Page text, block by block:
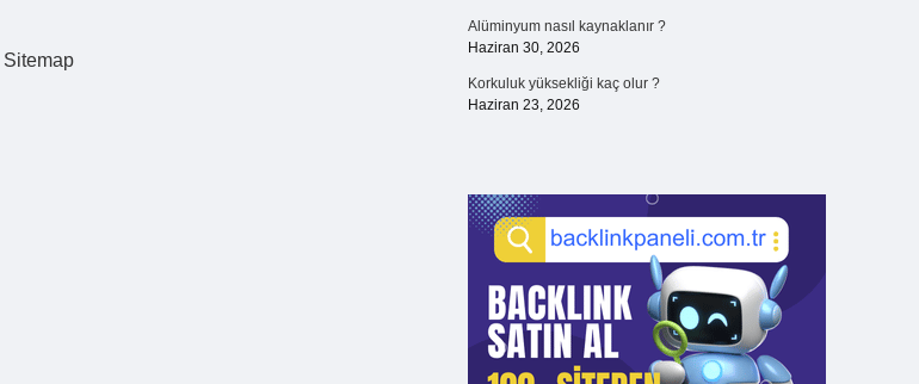
Sitemap
Alüminyum nasıl kaynaklanır ?
Haziran 30, 2026
Korkuluk yüksekliği kaç olur ?
Haziran 23, 2026